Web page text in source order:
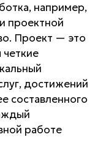
например,
проектной
Проект — это
достижений
составленного
работе